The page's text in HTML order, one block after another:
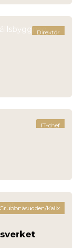
Direktör
IT-chef
Kalix